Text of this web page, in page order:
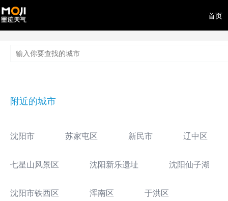
首页
附近的城市
沈阳市 苏家屯区 新民市 辽中区
七星山风景区 沈阳新乐遗址 沈阳仙子湖
沈阳市铁西区 浑南区 于洪区